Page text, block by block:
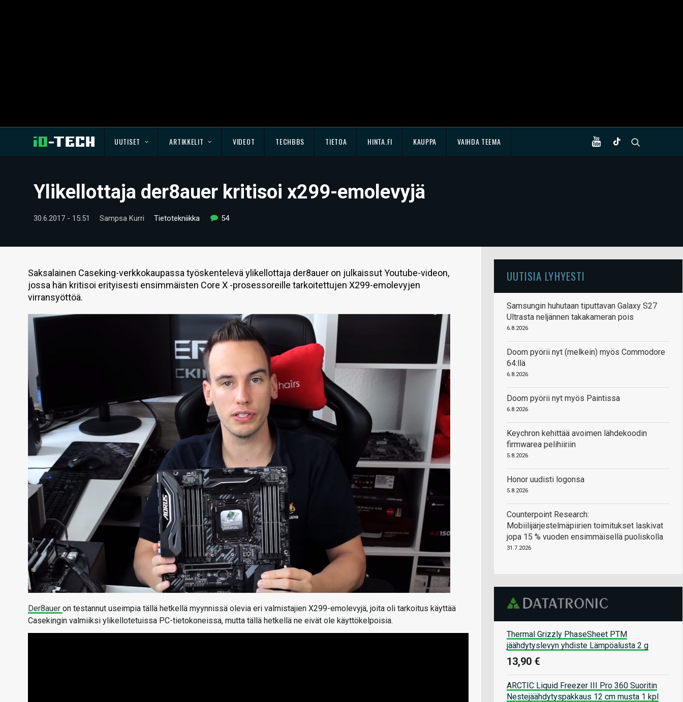
UUTISET ARTIKKELIT VIDEOT TECHBBS TIETOA HINTA.FI KAUPPA VAIHDA TEEMA
Ylikellottaja der8auer kritisoi x299-emolevyjä
30.6.2017 - 15:51 Sampsa Kurri Tietotekniikka 54
Saksalainen Caseking-verkkokaupassa työskentelevä ylikellottaja der8auer on julkaissut Youtube-videon,
jossa hän kritisoi erityisesti ensimmäisten Core X -prosessoreille tarkoitettujen X299-emolevyjen
virransyöttöä.
Der8auer on testannut useimpia tällä hetkellä myynnissä olevia eri valmistajien X299-emolevyjä, joita oli tarkoitus käyttää
Casekingin valmiiksi ylikellotetuissa PC-tietokoneissa, mutta tällä hetkellä ne eivät ole käyttökelpoisia.
UUTISIA LYHYESTI
Samsungin huhutaan tiputtavan Galaxy S27
Ultrasta neljännen takakameran pois
6.8.2026
Doom pyörii nyt (melkein) myös Commodore
64:llä
6.8.2026
Doom pyörii nyt myös Paintissa
6.8.2026
Keychron kehittää avoimen lähdekoodin
firmwarea pelihiiriin
5.8.2026
Honor uudisti logonsa
5.8.2026
Counterpoint Research:
Mobiilijärjestelmäpiirien toimitukset laskivat
jopa 15 % vuoden ensimmäisellä puoliskolla
31.7.2026
Thermal Grizzly PhaseSheet PTM
jäähdytyslevyn yhdiste Lämpöalusta 2 g
13,90 €
ARCTIC Liquid Freezer III Pro 360 Suoritin
Nestejäähdytyspakkaus 12 cm musta 1 kpl